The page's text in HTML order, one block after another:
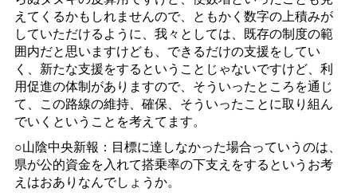
えてくるかもしれませんので、ともかく数字の上積みが
していただけるように、我々としては、既存の制度の範
囲内だと思いますけども、できるだけの支援をしてい
く、新たな支援をするということじゃないですけど、利
用促進の体制がありますので、そういったところを通じ
て、この路線の維持、確保、そういったことに取り組ん
でいくということを考えてます。
○山陰中央新報：目標に達しなかった場合っていうのは、
県が公的資金を入れて搭乗率の下支えをするというお考
えはおありなんでしょうか。